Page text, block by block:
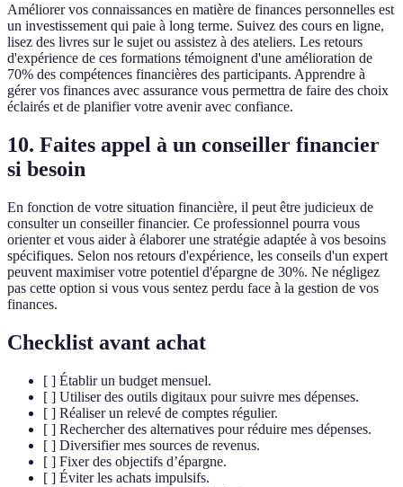
Améliorer vos connaissances en matière de finances personnelles est
un investissement qui paie à long terme. Suivez des cours en ligne,
lisez des livres sur le sujet ou assistez à des ateliers. Les retours
d'expérience de ces formations témoignent d'une amélioration de
70% des compétences financières des participants. Apprendre à
gérer vos finances avec assurance vous permettra de faire des choix
éclairés et de planifier votre avenir avec confiance.
10. Faites appel à un conseiller financier
si besoin
En fonction de votre situation financière, il peut être judicieux de
consulter un conseiller financier. Ce professionnel pourra vous
orienter et vous aider à élaborer une stratégie adaptée à vos besoins
spécifiques. Selon nos retours d'expérience, les conseils d'un expert
peuvent maximiser votre potentiel d'épargne de 30%. Ne négligez
pas cette option si vous vous sentez perdu face à la gestion de vos
finances.
Checklist avant achat
[ ] Établir un budget mensuel.
[ ] Utiliser des outils digitaux pour suivre mes dépenses.
[ ] Réaliser un relevé de comptes régulier.
[ ] Rechercher des alternatives pour réduire mes dépenses.
[ ] Diversifier mes sources de revenus.
[ ] Fixer des objectifs d’épargne.
[ ] Éviter les achats impulsifs.